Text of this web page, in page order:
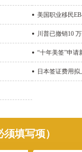
美国职业移民
川普已撤销10
“十年美签”申请
日本签证费用
填写项）